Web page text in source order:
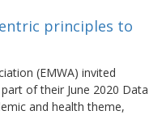
principles to
(EMWA) invited
of their June 2020 Data
and health theme,